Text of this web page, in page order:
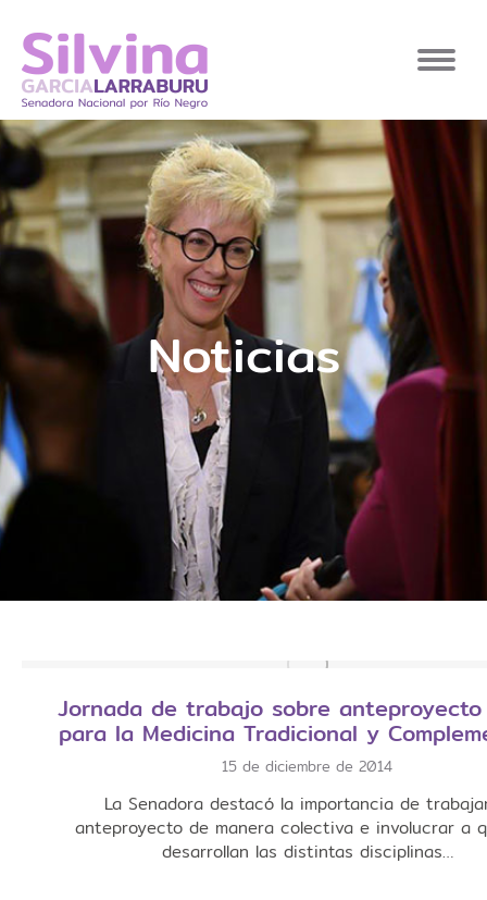
Noticias
Jornada de trabajo sobre
para la Medicina Tradicional y
15 de diciembre de 2014
La Senadora destacó la importancia de
anteproyecto de manera colectiva e involucrar a
desarrollan las distintas disciplinas…